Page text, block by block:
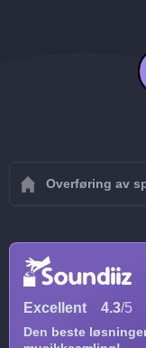
Overføring av
Excellent 4.3/5
Den beste